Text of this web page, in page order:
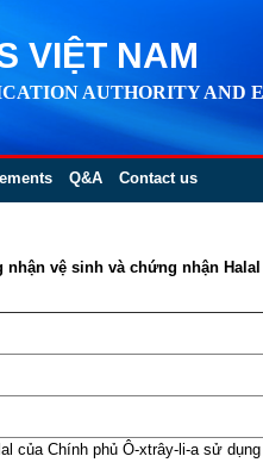
VIỆT NAM
AUTHORITY AND
Q&A Contact us
vệ sinh và chứng nhận
của Chính phủ Ô-xtrây-li-a sử